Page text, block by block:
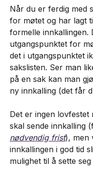
Når du er ferdig med
for møtet og har lagt
formelle innkallingen.
utgangspunktet for
det i utgangspunktet
sakslisten. Ser man
på en sak kan man
ny innkalling (det får
Det er ingen
skal sende innkalling
nødvendig frist), men
innkallingen i god tid
mulighet til å sette